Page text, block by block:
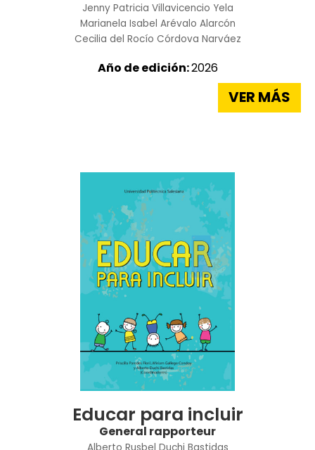
Jenny Patricia Villavicencio Yela
Marianela Isabel Arévalo Alarcón
Cecilia del Rocío Córdova Narváez
Año de edición:2026
VER MÁS
Educar para incluir
General rapporteur
Alberto Rusbel Duchi Bastidas